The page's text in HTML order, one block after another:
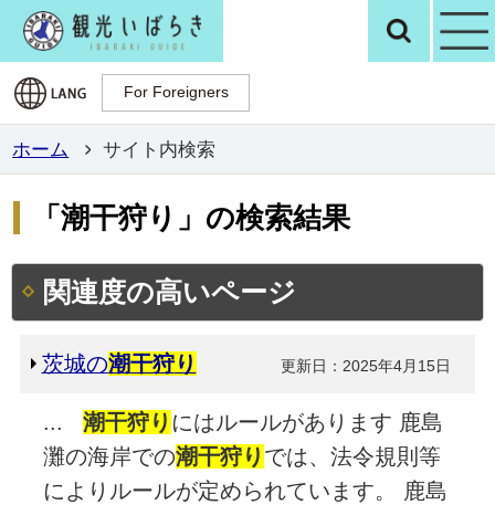
観光いばらき検
For Foreigners
For Foreigners
ホーム サイト内検索
「潮干狩り」の検索結果
関連度の高いページ
茨城の潮干狩り 更新日：2025年4月15日
... 潮干狩り にはルールがあります 鹿島
灘の海岸での潮干狩り では、法令規則等
によりルールが定められています。 鹿島